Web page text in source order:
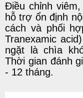
Điều chỉnh
hỗ trợ ổn định
cách và phối
Tranexamic acid
ngặt là chìa
Thời gian đánh
- 12 tháng.